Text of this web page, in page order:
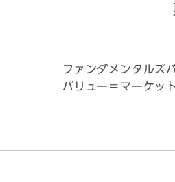
ファンダメンタルズ
バリュー＝マーケッ